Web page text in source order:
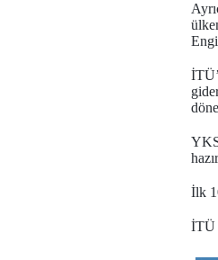
İlk
İTÜ